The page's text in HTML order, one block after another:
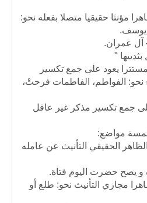
مؤنثا حقيقيا متصلا بفعله نحو:
يوسف.
آل عمران.
"
يعود على جمع تكسير
نحو: الفواطم، الفاطمات فرحتْ،
على جمع تكسير مذكر غير عاقل
مواضع:
الحقيقي التأنيث عن عامله
حضرت اليوم فتاة.
مجازي التأنيث نحو: طلع أو